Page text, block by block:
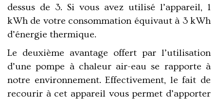
dessus de 3. Si vous avez utilisé l’appareil, 1
kWh de votre consommation équivaut à 3 kWh
d’énergie thermique.
Le deuxième avantage offert par l’utilisation
d’une pompe à chaleur air-eau se rapporte à
notre environnement. Effectivement, le fait de
recourir à cet appareil vous permet d’apporter